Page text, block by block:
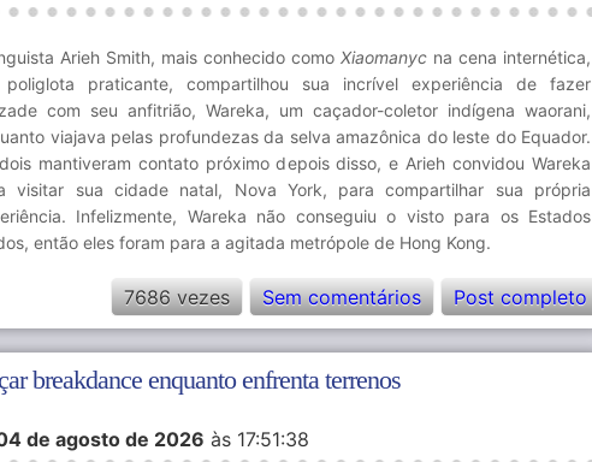
Arieh Smith, mais conhecido como Xiaomanyc na cena internética,
poliglota praticante, compartilhou sua incrível experiência de fazer
com seu anfitrião, Wareka, um caçador-coletor indígena waorani,
viajava pelas profundezas da selva amazônica do leste do Equador.
mantiveram contato próximo depois disso, e Arieh convidou Wareka
visitar sua cidade natal, Nova York, para compartilhar sua própria
Infelizmente, Wareka não conseguiu o visto para os Estados
então eles foram para a agitada metrópole de Hong Kong.
Post completo
Sem comentários
7686 vezes
breakdance enquanto enfrenta terrenos
de agosto de 2026 às 17:51:38